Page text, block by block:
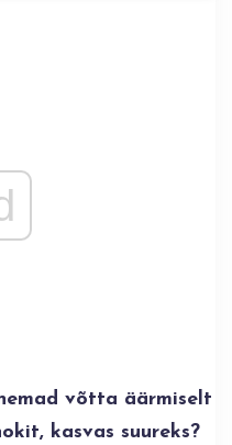
võtta äärmiselt
kasvas suureks?